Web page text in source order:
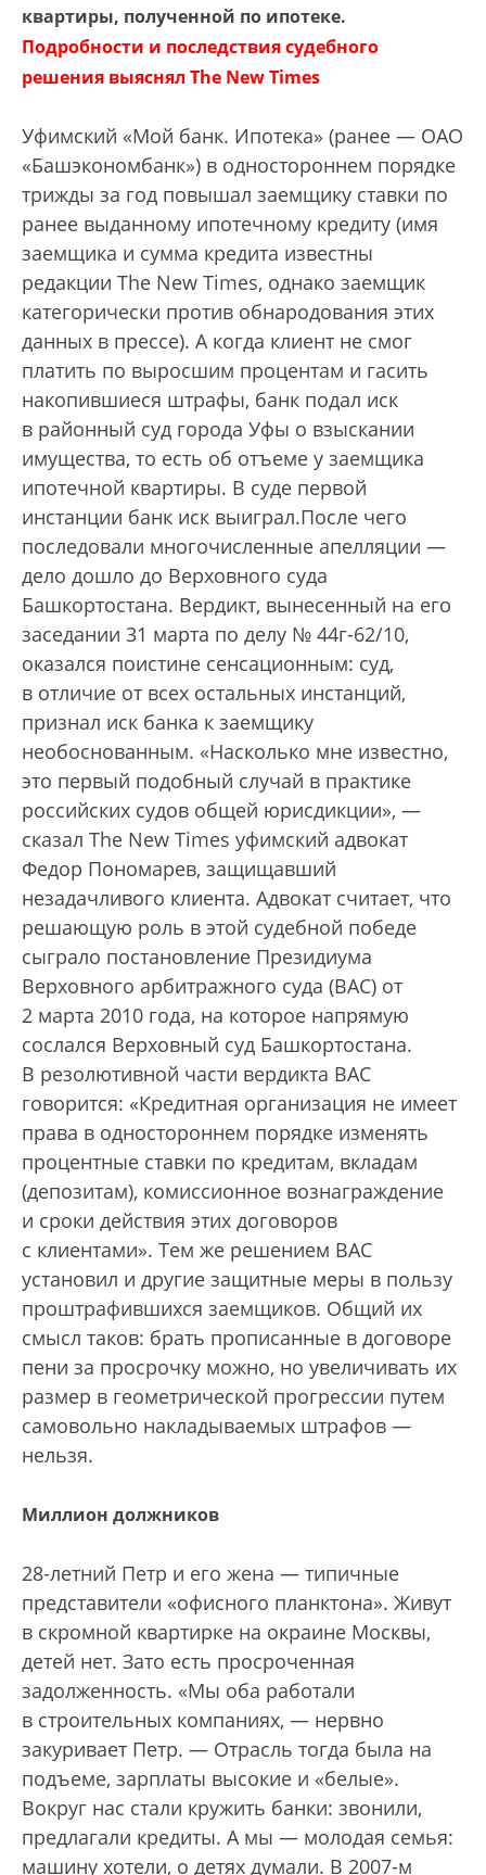
квартиры, полученной по ипотеке.
Подробности и последствия судебного
решения выяснял The New Times
Уфимский «Мой банк. Ипотека» (ранее — ОАО
«Башэкономбанк») в одностороннем порядке
трижды за год повышал заемщику ставки по
ранее выданному ипотечному кредиту (имя
заемщика и сумма кредита известны
редакции The New Times, однако заемщик
категорически против обнародования этих
данных в прессе). А когда клиент не смог
платить по выросшим процентам и гасить
накопившиеся штрафы, банк подал иск
в районный суд города Уфы о взыскании
имущества, то есть об отъеме у заемщика
ипотечной квартиры. В суде первой
инстанции банк иск выиграл.После чего
последовали многочисленные апелляции —
дело дошло до Верховного суда
Башкортостана. Вердикт, вынесенный на его
заседании 31 марта по делу № 44г-62/10,
оказался поистине сенсационным: суд,
в отличие от всех остальных инстанций,
признал иск банка к заемщику
необоснованным. «Насколько мне известно,
это первый подобный случай в практике
российских судов общей юрисдикции», —
сказал Тhe New Тimes уфимский адвокат
Федор Пономарев, защищавший
незадачливого клиента. Адвокат считает, что
решающую роль в этой судебной победе
сыграло постановление Президиума
Верховного арбитражного суда (ВАС) от
2 марта 2010 года, на которое напрямую
сослался Верховный суд Башкортостана.
В резолютивной части вердикта ВАС
говорится: «Кредитная организация не имеет
права в одностороннем порядке изменять
процентные ставки по кредитам, вкладам
(депозитам), комиссионное вознаграждение
и сроки действия этих договоров
с клиентами». Тем же решением ВАС
установил и другие защитные меры в пользу
проштрафившихся заемщиков. Общий их
смысл таков: брать прописанные в договоре
пени за просрочку можно, но увеличивать их
размер в геометрической прогрессии путем
самовольно накладываемых штрафов —
нельзя.
Миллион должников
28-летний Петр и его жена — типичные
представители «офисного планктона». Живут
в скромной квартирке на окраине Москвы,
детей нет. Зато есть просроченная
задолженность. «Мы оба работали
в строительных компаниях, — нервно
закуривает Петр. — Отрасль тогда была на
подъеме, зарплаты высокие и «белые».
Вокруг нас стали кружить банки: звонили,
предлагали кредиты. А мы — молодая семья:
машину хотели, о детях думали. В 2007-м